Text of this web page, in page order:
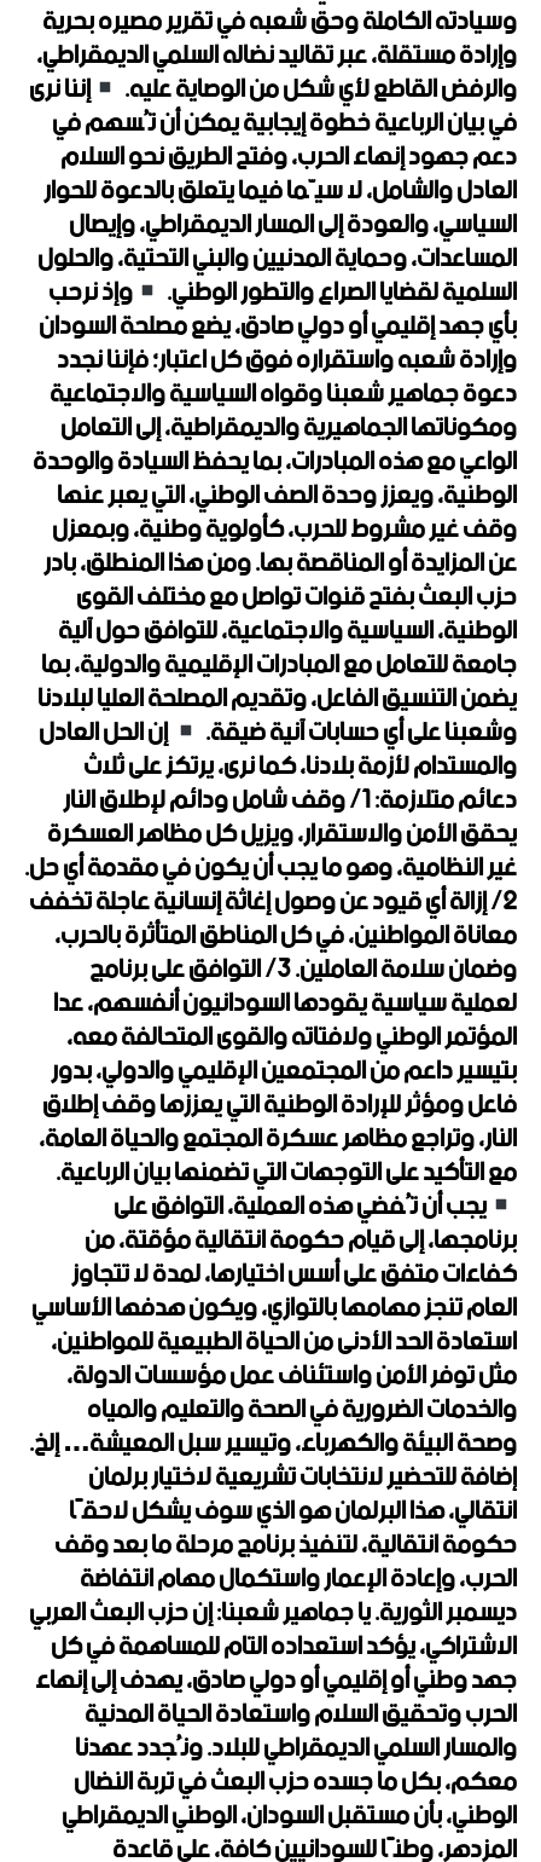
وسيادته الكاملة وحق شعبه في تقرير مصيره بحرية
وإرادة مستقلة، عبر تقاليد نضاله السلمي الديمقراطي،
والرفض القاطع لأي شكل من الوصاية عليه. إننا نرى
في بيان الرباعية خطوة إيجابية يمكن أن تُسهم في
دعم جهود إنهاء الحرب، وفتح الطريق نحو السلام
العادل والشامل، لا سيّما فيما يتعلق بالدعوة للحوار
السياسي، والعودة إلى المسار الديمقراطي، وإيصال
المساعدات، وحماية المدنيين والبني التحتية، والحلول
السلمية لقضايا الصراع والتطور الوطني. وإذ نرحب
بأي جهد إقليمي أو دولي صادق، يضع مصلحة السودان
وإرادة شعبه واستقراره فوق كل اعتبار؛ فإننا نجدد
دعوة جماهير شعبنا وقواه السياسية والاجتماعية
ومكوناتها الجماهيرية والديمقراطية، إلى التعامل
الواعي مع هذه المبادرات، بما يحفظ السيادة والوحدة
الوطنية، ويعزز وحدة الصف الوطني، التي يعبر عنها
وقف غير مشروط للحرب، كأولوية وطنية، وبمعزل
عن المزايدة أو المناقصة بها. ومن هذا المنطلق، بادر
حزب البعث بفتح قنوات تواصل مع مختلف القوى
الوطنية، السياسية والاجتماعية، للتوافق حول آلية
جامعة للتعامل مع المبادرات الإقليمية والدولية، بما
يضمن التنسيق الفاعل، وتقديم المصلحة العليا لبلادنا
وشعبنا على أي حسابات آنية ضيقة. إن الحل العادل
والمستدام لأزمة بلادنا، كما نرى، يرتكز على ثلاث
دعائم متلازمة: 1/ وقف شامل ودائم لإطلاق النار
يحقق الأمن والاستقرار، ويزيل كل مظاهر العسكرة
غير النظامية، وهو ما يجب أن يكون في مقدمة أي حل.
2/ إزالة أي قيود عن وصول إغاثة إنسانية عاجلة تخفف
معاناة المواطنين، في كل المناطق المتأثرة بالحرب،
وضمان سلامة العاملين. 3/ التوافق على برنامج
لعملية سياسية يقودها السودانيون أنفسهم، عدا
المؤتمر الوطني ولافتاته والقوى المتحالفة معه،
بتيسير داعم من المجتمعين الإقليمي والدولي، بدور
فاعل ومؤثر للإرادة الوطنية التي يعززها وقف إطلاق
النار، وتراجع مظاهر عسكرة المجتمع والحياة العامة،
مع التأكيد على التوجهات التي تضمنها بيان الرباعية.
يجب أن تُفضي هذه العملية، التوافق على
برنامجها، إلى قيام حكومة انتقالية مؤقتة، من
كفاءات متفق على أسس اختيارها، لمدة لا تتجاوز
العام تنجز مهامها بالتوازي، ويكون هدفها الأساسي
استعادة الحد الأدنى من الحياة الطبيعية للمواطنين،
مثل توفر الأمن واستئناف عمل مؤسسات الدولة،
والخدمات الضرورية في الصحة والتعليم والمياه
وصحة البيئة والكهرباء، وتيسير سبل المعيشة… إلخ.
إضافة للتحضير لانتخابات تشريعية لاختيار برلمان
انتقالي، هذا البرلمان هو الذي سوف يشكل لاحقًا
حكومة انتقالية، لتنفيذ برنامج مرحلة ما بعد وقف
الحرب، وإعادة الإعمار واستكمال مهام انتفاضة
ديسمبر الثورية. يا جماهير شعبنا: إن حزب البعث العربي
الاشتراكي، يؤكد استعداده التام للمساهمة في كل
جهد وطني أو إقليمي أو دولي صادق، يهدف إلى إنهاء
الحرب وتحقيق السلام واستعادة الحياة المدنية
والمسار السلمي الديمقراطي للبلاد. ونُجدد عهدنا
معكم، بكل ما جسده حزب البعث في تربة النضال
الوطني، بأن مستقبل السودان، الوطني الديمقراطي